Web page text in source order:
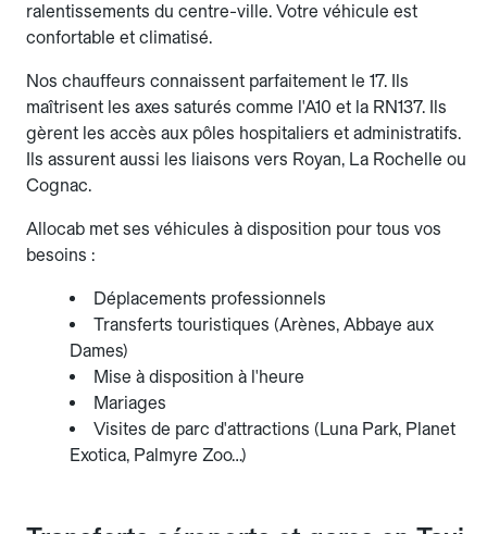
ralentissements du centre-ville. Votre véhicule est
confortable et climatisé.
Nos chauffeurs connaissent parfaitement le 17. Ils
maîtrisent les axes saturés comme l'A10 et la RN137. Ils
gèrent les accès aux pôles hospitaliers et administratifs.
Ils assurent aussi les liaisons vers Royan, La Rochelle ou
Cognac.
Allocab met ses véhicules à disposition pour tous vos
besoins :
Déplacements professionnels
Transferts touristiques (Arènes, Abbaye aux
Dames)
Mise à disposition à l'heure
Mariages
Visites de parc d'attractions (Luna Park, Planet
Exotica, Palmyre Zoo…)